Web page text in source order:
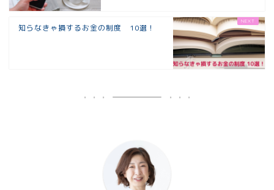
知らなきゃ損するお金の制度 10選！